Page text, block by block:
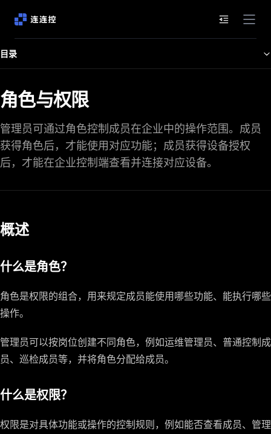
文档目录
目录
角色与权限
管理员可通过角色控制成员在企业中的操作范围。成员
获得角色后，才能使用对应功能；成员获得设备授权
后，才能在企业控制端查看并连接对应设备。
概述
什么是角色？
角色是权限的组合，用来规定成员能使用哪些功能、能执行哪些
操作。
管理员可以按岗位创建不同角色，例如运维管理员、普通控制成
员、巡检成员等，并将角色分配给成员。
什么是权限？
权限是对具体功能或操作的控制规则，例如能否查看成员、管理